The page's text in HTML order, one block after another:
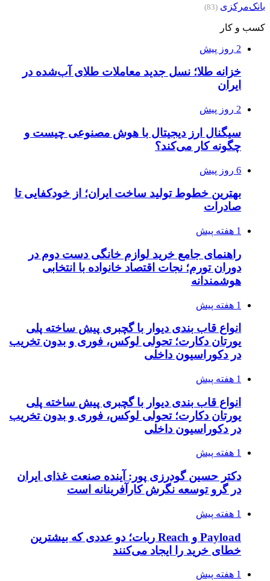
بانک‌مرکزی (83)
کسب و کار
2 روز پیش
خزانه طلا؛ نسل جدید معاملات طلای آب‌شده در
ایران
2 روز پیش
سیگنال ارز دیجیتال با هوش مصنوعی چیست و
چگونه کار می‌کند؟
6 روز پیش
بهترین خطوط تولید ساخت ایران؛ از خودکفایی تا
صادرات
1 هفته پیش
راهنمای جامع خرید لوازم خانگی دست دوم در
دوران تورم؛ نجات اقتصاد خانواده با انتخابی
هوشمندانه
1 هفته پیش
انواع قاب بندی دیوار با گچبری پیش ساخته پلی
یورتان دکارت؛ تحولی لوکس، فوری و بدون تخریب
در دکوراسیون داخلی
1 هفته پیش
انواع قاب بندی دیوار با گچبری پیش ساخته پلی
یورتان دکارت؛ تحولی لوکس، فوری و بدون تخریب
در دکوراسیون داخلی
1 هفته پیش
دکتر حسین گودرزی پور: آینده صنعت غذای ایران
در گرو توسعه نگرش کارآفرینانه است
1 هفته پیش
Payload و Reach ربات؛ دو عددی که بیشترین
خطای خرید را ایجاد می‌کنند
1 هفته پیش